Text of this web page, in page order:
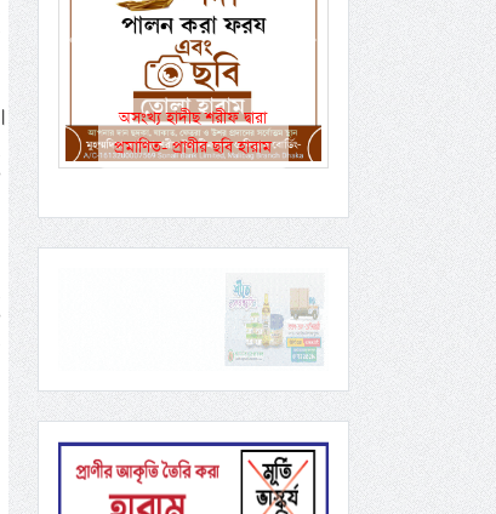
একই রানওয়েতে সামরিক-
বেসামরিক ফ্লাইট!